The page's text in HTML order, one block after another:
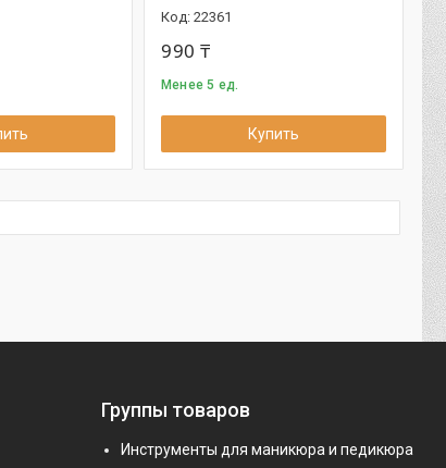
22361
990 ₸
Менее 5 ед.
Купить
Группы товаров
Инструменты для маникюра и педикюра